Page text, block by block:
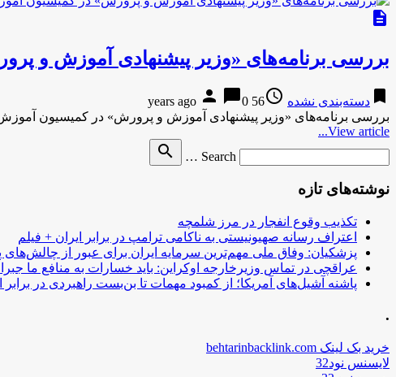
description
بررسی برنامه‌های «وزیر پیشنهادی آموزش و
bookmark دسته‌بندی نشده access_time
56 years ago
person chat_bubble0
بررسی برنامه‌های «وزیر پیشنهادی آموزش و پرورش» در کمیسیون
View article...
Search …
search
نوشته‌های تازه
تکذیب وقوع انفجار در مرز شلمچه
اعتراف رسانه صهیونیستی به ناکامی ترامپ در برابر ایران + فیلم
پزشکیان: وفاق ملی مهم‌ترین سرمایه ایران برای عبور از
عراقچی در تماس وزیرخارجه اوکراین: باید خسارات به منافع ما
پاشنه آشیل‌های آمریکا؛ از کمبود مهمات تا بن‌بست راهبردی در برابر
.
خرید بک لینک behtarinbacklink.com
لایسنس نود32